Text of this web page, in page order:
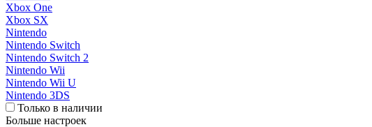
Xbox One
Xbox SX
Nintendo
Nintendo Switch
Nintendo Switch 2
Nintendo Wii
Nintendo Wii U
Nintendo 3DS
Только в наличии
Больше настроек